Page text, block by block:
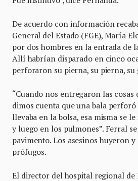
De acuerdo con información
General del Estado (FGE), María
por dos hombres en la entrada de
Allí habrían disparado en cinco
perforaron su pierna, su pierna, su
“Cuando nos entregaron las cosas
dimos cuenta que una bala
llevaba en la bolsa, esa misma se
y luego en los pulmones”. Ferral
pavimento. Los asesinos huyeron y
prófugos.
El director del hospital regional de